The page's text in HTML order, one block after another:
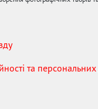
та